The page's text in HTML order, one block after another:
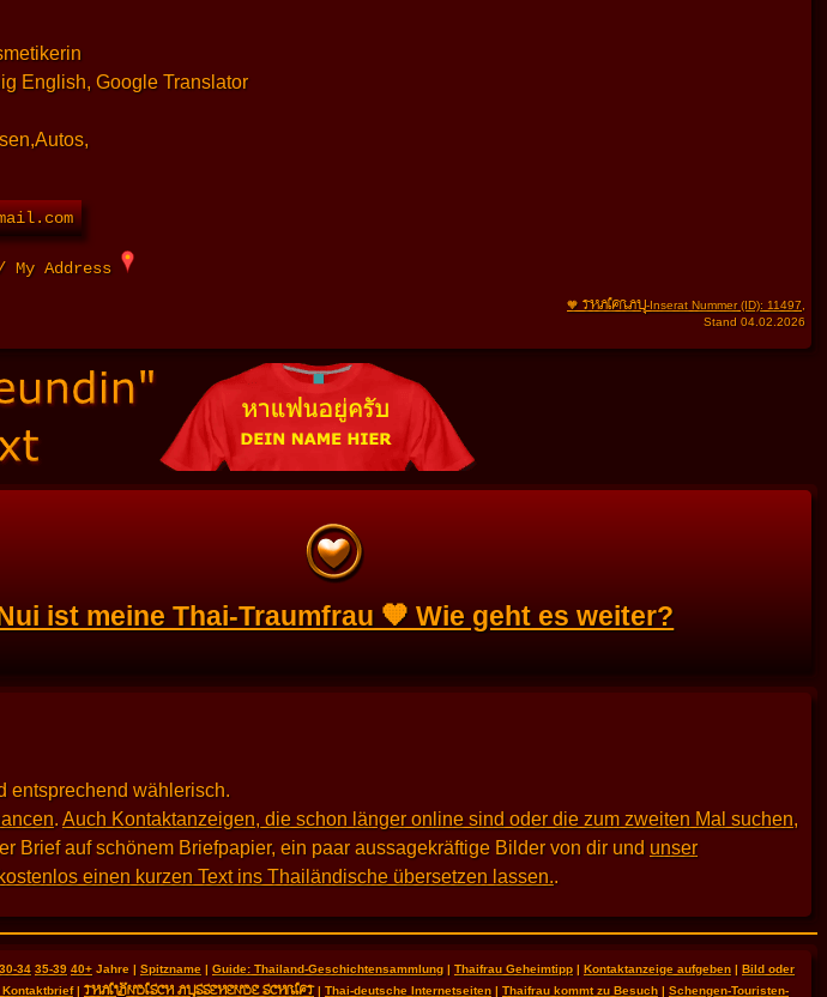
English, Google Translator
My Address
🧡 THAIFRAU-Inserat Nummer (ID): 11497,
Stand 04.02.2026
ist meine Thai-Traumfrau 🧡 Wie geht es weiter?
entsprechend wählerisch.
. Auch Kontaktanzeigen, die schon länger online sind oder die zum zweiten Mal suchen,
Brief auf schönem Briefpapier, ein paar aussagekräftige Bilder von dir und unser
kostenlos einen kurzen Text ins Thailändische übersetzen lassen..
30-34 35-39 40+ Jahre | Spitzname | Guide: Thailand-Geschichtensammlung| Thaifrau Geheimtipp| Kontaktanzeige aufgeben| Bild oder
| THAILÄNDISCH AUSSEHENDE SCHRIFT| Thai-deutsche Internetseiten| Thaifrau kommt zu Besuch| Schengen-Touristen-